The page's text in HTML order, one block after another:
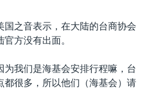
国之音表示，在大陆的台商协会
方没有出面。
我们是海基会安排行程嘛，台
都很多，所以他们（海基会）请